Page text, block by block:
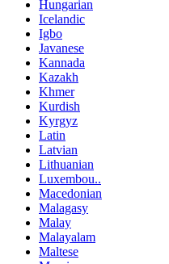
Hungarian
Icelandic
Igbo
Javanese
Kannada
Kazakh
Khmer
Kurdish
Kyrgyz
Latin
Latvian
Lithuanian
Luxembou..
Macedonian
Malagasy
Malay
Malayalam
Maltese